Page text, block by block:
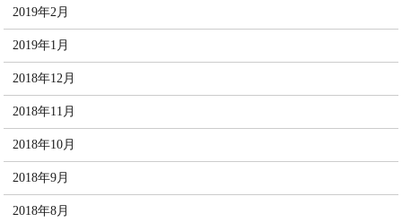
2019年2月
2019年1月
2018年12月
2018年11月
2018年10月
2018年9月
2018年8月